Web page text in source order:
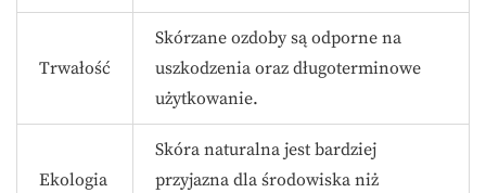
Trwałość
Skórzane ozdoby są odporne na
uszkodzenia oraz długoterminowe
użytkowanie.
Ekologia
Skóra naturalna jest bardziej
przyjazna dla środowiska niż